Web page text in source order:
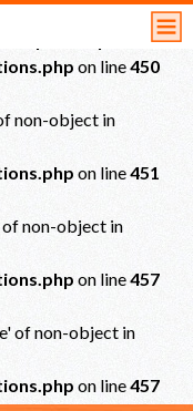
on line450
non-object in
on line451
non-object in
on line457
of non-object in
on line457